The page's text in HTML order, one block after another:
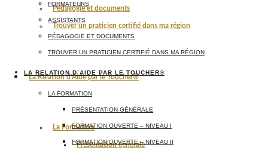
Pédagogie et documents
Trouver un praticien certifié dans ma région
La Relation d’Aide par le Toucher®
La Formation
Présentation générale
FORMATEURS
ASSISTANTS
PÉDAGOGIE ET DOCUMENTS
TROUVER UN PRATICIEN CERTIFIÉ DANS MA RÉGION
LA RELATION D’AIDE PAR LE TOUCHER®
LA FORMATION
PRÉSENTATION GÉNÉRALE
FORMATION OUVERTE – NIVEAU I
FORMATION OUVERTE – NIVEAU II